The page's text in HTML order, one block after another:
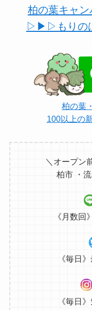
柏の葉キャ
▷▶︎▷もりの
柏の葉
100以上の
＼オープン
柏市 ・
《月数回
《毎日
《毎日